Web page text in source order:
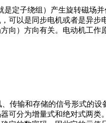
定子绕组）产生旋转磁场
可以是同步电机或者是异
）方向有关。电动机工作
传输和存储的信号形式的
可分为增量式和绝对式两